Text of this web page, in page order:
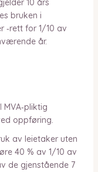
10 års
bruken i
‑rett for 1/10 av
år.
MVA‑pliktig
oppføring.
av leietaker uten
40 % av 1/10 av
de gjenstående 7